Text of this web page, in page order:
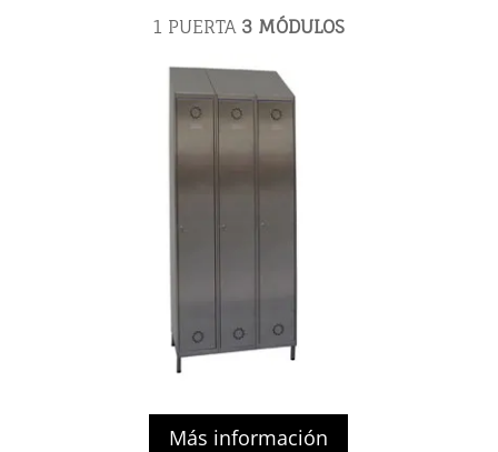
1 PUERTA 3 MÓDULOS
Más información